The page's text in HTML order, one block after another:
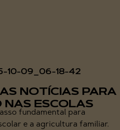
NOTÍCIAS PARA
NAS ESCOLAS
fundamental para
e a agricultura familiar.